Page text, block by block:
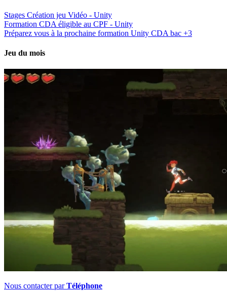
Stages Création jeu Vidéo - Unity
Formation CDA éligible au CPF - Unity
Préparez vous à la prochaine formation Unity CDA bac +3
Jeu du mois
Nous contacter parTéléphone